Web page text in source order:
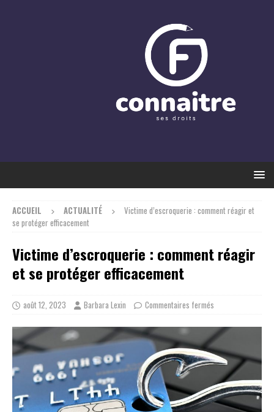
ACCUEIL ACTUALITÉ
Victime d’escroquerie : comment réagir et
se protéger efficacement
Victime d’escroquerie : comment réagir
et se protéger efficacement
août 12, 2023 Barbara Lexin Commentaires fermés